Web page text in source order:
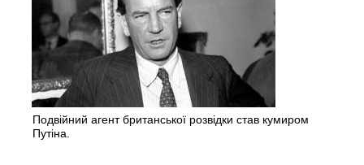
Подвійний агент британської розвідки став кумиром
Путіна.